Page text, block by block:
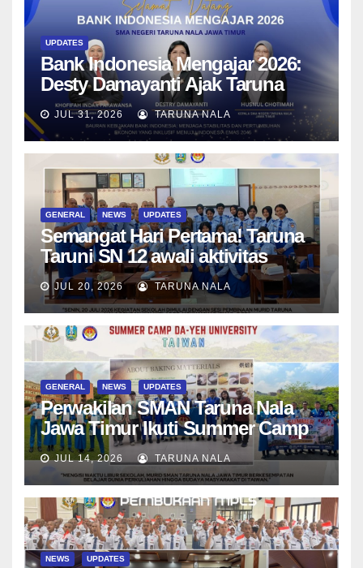
UPDATES
Bank Indonesia Mengajar 2026:
Desty Damayanti Ajak Taruna
SMAN Taruna Nala Jawa Timur
Menjadi Generasi Pemimpin
Berwawasan Global
JUL 31, 2026 TARUNA NALA
GENERAL NEWS UPDATES
Semangat Hari Pertama! Taruna
Taruni SN 12 awali aktivitas
bersama Wali Kelas dan Tes
Asesmen Diagnostik
JUL 20, 2026 TARUNA NALA
GENERAL NEWS UPDATES
Perwakilan SMAN Taruna Nala
Jawa Timur Ikuti Summer Camp
di Da-Yeh University, Taiwan
JUL 14, 2026 TARUNA NALA
NEWS UPDATES